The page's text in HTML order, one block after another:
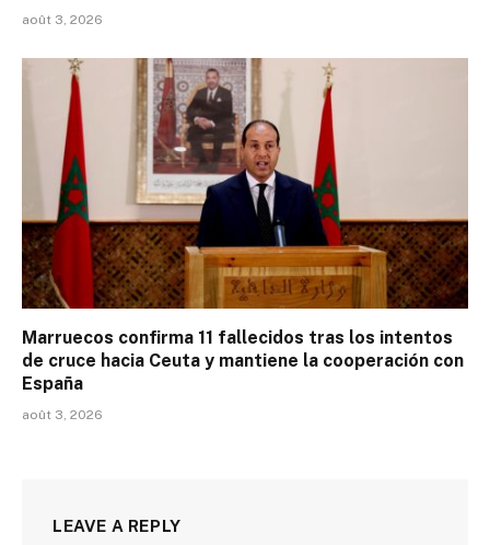
août 3, 2026
Marruecos confirma 11 fallecidos tras los intentos
de cruce hacia Ceuta y mantiene la cooperación con
España
août 3, 2026
LEAVE A REPLY